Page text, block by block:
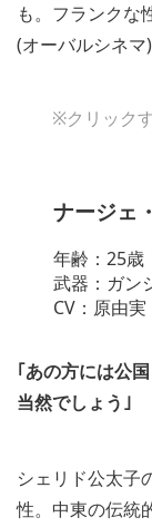
も。フランクな
(オーバルシネマ
※クリック
ナージェ
年齢：25歳
武器：ガン
CV：原由実
｢あの方には公
当然でしょう｣
シェリド公太子
性。中東の伝統